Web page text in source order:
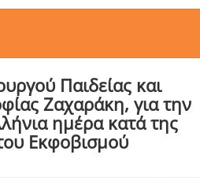
Παιδείας και
Ζαχαράκη, για την
ημέρα κατά της
Εκφοβισμού